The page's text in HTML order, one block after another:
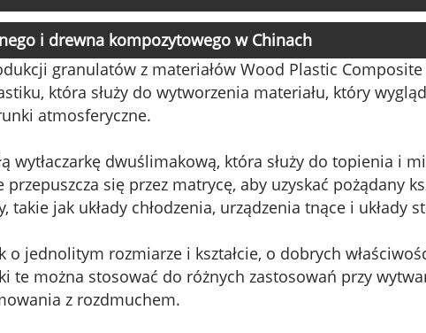
i drewna kompozytowego w Chinach
granulatów z materiałów Wood Plastic Composite
która służy do wytworzenia materiału, który
atmosferyczne.
wytłaczarkę dwuślimakową, która służy do topienia i
się przez matrycę, aby uzyskać pożądany
jak układy chłodzenia, urządzenia tnące i układy
jednolitym rozmiarze i kształcie, o dobrych
te można stosować do różnych zastosowań przy
z rozdmuchem.